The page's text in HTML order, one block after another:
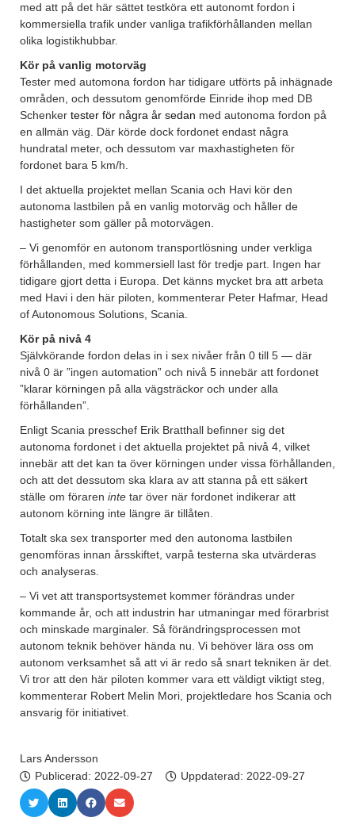
med att på det här sättet testköra ett autonomt fordon i
kommersiella trafik under vanliga trafikförhållanden mellan
olika logistikhubbar.
Kör på vanlig motorväg
Tester med automona fordon har tidigare utförts på inhägnade
områden, och dessutom genomförde Einride ihop med DB
Schenker tester för några år sedan med autonoma fordon på
en allmän väg. Där körde dock fordonet endast några
hundratal meter, och dessutom var maxhastigheten för
fordonet bara 5 km/h.
I det aktuella projektet mellan Scania och Havi kör den
autonoma lastbilen på en vanlig motorväg och håller de
hastigheter som gäller på motorvägen.
– Vi genomför en autonom transportlösning under verkliga
förhållanden, med kommersiell last för tredje part. Ingen har
tidigare gjort detta i Europa. Det känns mycket bra att arbeta
med Havi i den här piloten, kommenterar Peter Hafmar, Head
of Autonomous Solutions, Scania.
Kör på nivå 4
Självkörande fordon delas in i sex nivåer från 0 till 5 — där
nivå 0 är ”ingen automation” och nivå 5 innebär att fordonet
”klarar körningen på alla vägsträckor och under alla
förhållanden”.
Enligt Scania presschef Erik Bratthall befinner sig det
autonoma fordonet i det aktuella projektet på nivå 4, vilket
innebär att det kan ta över körningen under vissa förhållanden,
och att det dessutom ska klara av att stanna på ett säkert
ställe om föraren inte tar över när fordonet indikerar att
autonom körning inte längre är tillåten.
Totalt ska sex transporter med den autonoma lastbilen
genomföras innan årsskiftet, varpå testerna ska utvärderas
och analyseras.
– Vi vet att transportsystemet kommer förändras under
kommande år, och att industrin har utmaningar med förarbrist
och minskade marginaler. Så förändringsprocessen mot
autonom teknik behöver hända nu. Vi behöver lära oss om
autonom verksamhet så att vi är redo så snart tekniken är det.
Vi tror att den här piloten kommer vara ett väldigt viktigt steg,
kommenterar Robert Melin Mori, projektledare hos Scania och
ansvarig för initiativet.
Lars Andersson
Publicerad: 2022-09-27 Uppdaterad: 2022-09-27